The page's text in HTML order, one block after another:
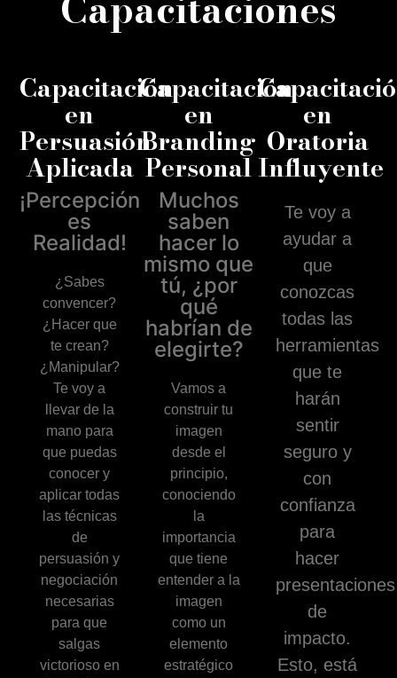
Capacitación
en
Persuasión
Aplicada
¡Percepción
es
Realidad!
¿Sabes
convencer?
¿Hacer que
te crean?
¿Manipular?
Te voy a
llevar de la
mano para
que puedas
conocer y
aplicar todas
las técnicas
de
persuasión y
negociación
necesarias
para que
salgas
victorioso en
Capacitación
en
Branding
Personal
Muchos
saben
hacer lo
mismo que
tú, ¿por
qué
habrían de
elegirte?
Vamos a
construir tu
imagen
desde el
principio,
conociendo
la
importancia
que tiene
entender a la
imagen
como un
elemento
estratégico
en
Oratoria
Influyente
Te voy a
ayudar a
que
conozcas
todas las
herramientas
que te
harán
sentir
seguro y
con
confianza
para
hacer
presentaciones
de
impacto.
Esto, está